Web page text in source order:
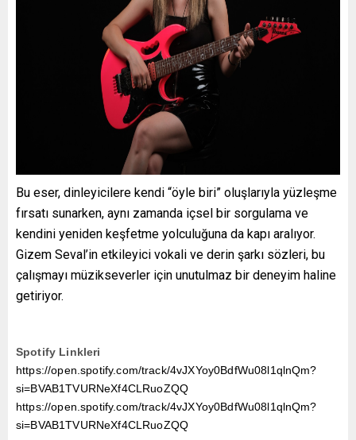
Bu eser, dinleyicilere kendi “öyle biri” oluşlarıyla yüzleşme
fırsatı sunarken, aynı zamanda içsel bir sorgulama ve
kendini yeniden keşfetme yolculuğuna da kapı aralıyor.
Gizem Seval’in etkileyici vokali ve derin şarkı sözleri, bu
çalışmayı müzikseverler için unutulmaz bir deneyim haline
getiriyor.
Spotify Linkleri
https://open.spotify.com/track/4vJXYoy0BdfWu08l1qlnQm?
si=BVAB1TVURNeXf4CLRuoZQQ
https://open.spotify.com/track/4vJXYoy0BdfWu08l1qlnQm?
si=BVAB1TVURNeXf4CLRuoZQQ